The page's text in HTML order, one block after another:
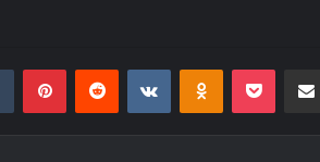
Tumblr PinterestReddit VKontakteOdnoklassniki
Pocket